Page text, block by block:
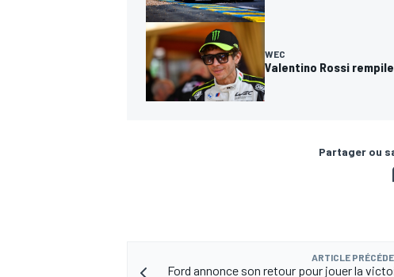
WEC
Valentino Rossi
Partager ou
ARTICLE
Ford annonce son retour pour jouer la